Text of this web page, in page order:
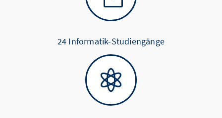
24 Informatik-Studiengänge
